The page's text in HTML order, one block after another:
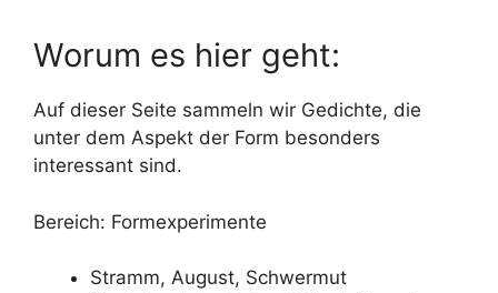
Worum es hier geht:
Auf dieser Seite sammeln wir Gedichte, die
unter dem Aspekt der Form besonders
interessant sind.
Bereich: Formexperimente
Stramm, August, Schwermut